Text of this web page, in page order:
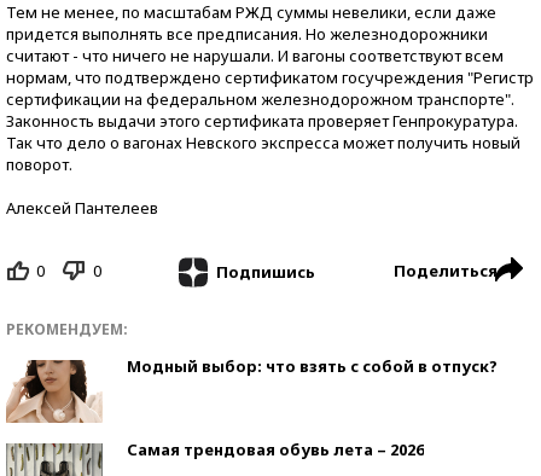
Тем не менее, по масштабам РЖД суммы невелики, если даже
придется выполнять все предписания. Но железнодорожники
считают - что ничего не нарушали. И вагоны соответствуют всем
нормам, что подтверждено сертификатом госучреждения "Регистр
сертификации на федеральном железнодорожном транспорте".
Законность выдачи этого сертификата проверяет Генпрокуратура.
Так что дело о вагонах Невского экспресса может получить новый
поворот.
Алексей Пантелеев
0 0 Подпишись Поделиться
РЕКОМЕНДУЕМ:
Модный выбор: что взять с собой в отпуск?
Самая трендовая обувь лета – 2026